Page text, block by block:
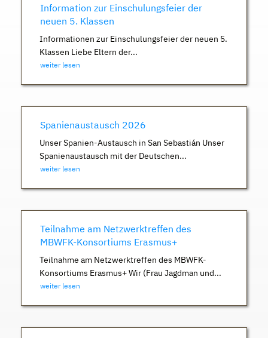
Information zur Einschulungsfeier der
neuen 5. Klassen
Informationen zur Einschulungsfeier der neuen 5.
Klassen Liebe Eltern der...
weiter lesen
Spanienaustausch 2026
Unser Spanien-Austausch in San Sebastián Unser
Spanienaustausch mit der Deutschen...
weiter lesen
Teilnahme am Netzwerktreffen des
MBWFK-Konsortiums Erasmus+
Teilnahme am Netzwerktreffen des MBWFK-
Konsortiums Erasmus+ Wir (Frau Jagdman und...
weiter lesen